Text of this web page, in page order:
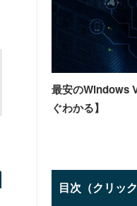
最安のWindows
ぐわかる】
目次（クリッ